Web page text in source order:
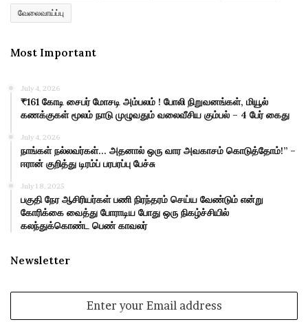
வேலைவாய்ப்பு
Most Important
July 4, 2026
₹161 கோடி சைபர் மோசடி அம்பலம் ! போலி நிறுவனங்கள், மியூல்
கணக்குகள் மூலம் நாடு முழுவதும் வலைவீசிய கும்பல் – 4 பேர் கைது
July 4, 2026
நாங்கள் நல்லவர்கள்… அதனால் ஒரு வார அவகாசம் கொடுத்தோம்!” –
ஈரான் குறித்து டிரம்ப் பரபரப்பு பேச்சு
July 18, 2025
பகுதி நேர ஆசிரியர்கள் பணி நிரந்தரம் செய்ய வேண்டும் என்று
கோரிக்கை வைத்து போராடிய போது ஒரு நிகழ்ச்சியில்
கலந்துக்கொண்ட பெண் காவலர்
Newsletter